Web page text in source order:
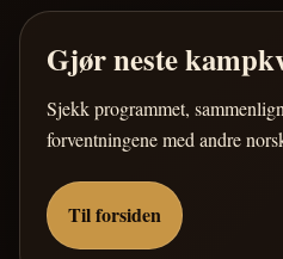
Gjør neste
Sjekk programmet,
forventningene med andre
Til forsiden